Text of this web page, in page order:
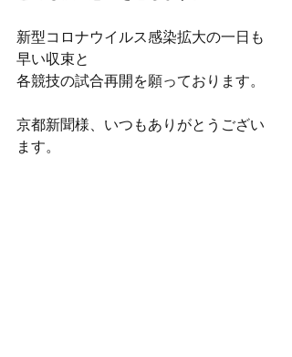
新型コロナウイルス感染拡大の一日も
早い収束と
各競技の試合再開を願っております。
京都新聞様、いつもありがとうござい
ます。